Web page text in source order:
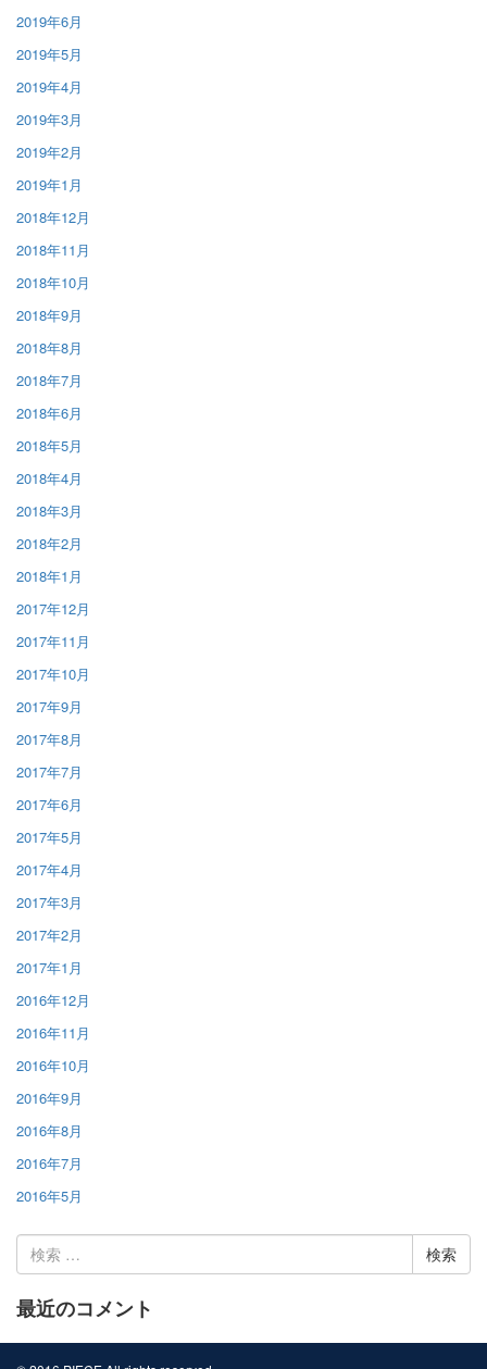
2019年6月
2019年5月
2019年4月
2019年3月
2019年2月
2019年1月
2018年12月
2018年11月
2018年10月
2018年9月
2018年8月
2018年7月
2018年6月
2018年5月
2018年4月
2018年3月
2018年2月
2018年1月
2017年12月
2017年11月
2017年10月
2017年9月
2017年8月
2017年7月
2017年6月
2017年5月
2017年4月
2017年3月
2017年2月
2017年1月
2016年12月
2016年11月
2016年10月
2016年9月
2016年8月
2016年7月
2016年5月
索:
最近のコメント